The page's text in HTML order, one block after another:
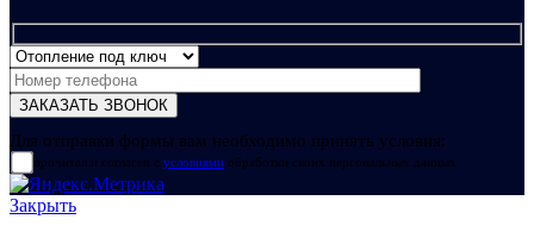
Для отправки формы вам необходимо принять условия:
прочитал и согласен с условиями обработки своих персональных данных
Закрыть